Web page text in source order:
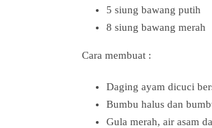
5 siung bawang putih
8 siung bawang merah
Cara membuat :
Daging ayam dicuci
Bumbu halus dan
Gula merah, air asam